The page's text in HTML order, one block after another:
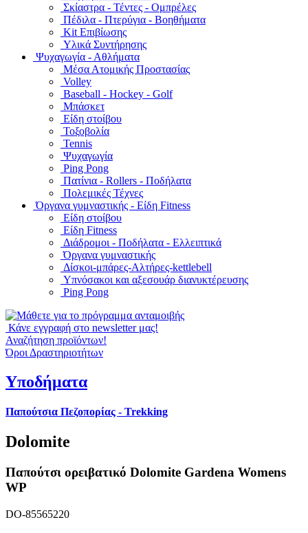
Σκίαστρα - Τέντες - Ομπρέλες
Πέδιλα - Πτερύγια - Βοηθήματα
Kit Επιβίωσης
Υλικά Συντήρησης
Ψυχαγωγία - Αθλήματα
Μέσα Ατομικής Προστασίας
Volley
Baseball - Hockey - Golf
Μπάσκετ
Είδη στοίβου
Τοξοβολία
Tennis
Ψυχαγωγία
Ping Pong
Πατίνια - Rollers - Ποδήλατα
Πολεμικές Τέχνες
Όργανα γυμναστικής - Είδη Fitness
Είδη στοίβου
Είδη Fitness
Διάδρομοι - Ποδήλατα - Ελλειπτικά
Όργανα γυμναστικής
Δίσκοι-μπάρες-Αλτήρες-kettlebell
Υπνόσακοι και αξεσουάρ διανυκτέρευσης
Ping Pong
Κάνε εγγραφή στο newsletter μας!
Αναζήτηση προϊόντων!
Όροι Δραστηριοτήτων
Υποδήματα
Παπούτσια Πεζοπορίας - Trekking
Dolomite
Παπούτσι ορειβατικό Dolomite Gardena Womens
WP
DO-85565220